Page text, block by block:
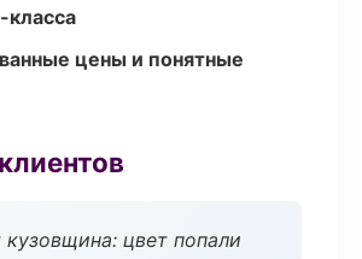
цены и понятные
кузовщина: цвет попали